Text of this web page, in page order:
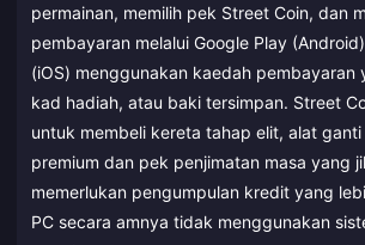
permainan, memilih pek Street Coin, dan
pembayaran melalui Google Play
(iOS) menggunakan kaedah pembayaran
kad hadiah, atau baki tersimpan. Street
untuk membeli kereta tahap elit, alat
premium dan pek penjimatan masa yang
memerlukan pengumpulan kredit yang
PC secara amnya tidak menggunakan